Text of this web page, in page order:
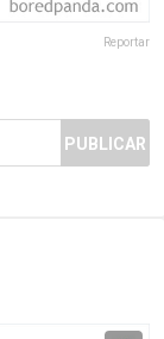
Reportar
PUBLICAR